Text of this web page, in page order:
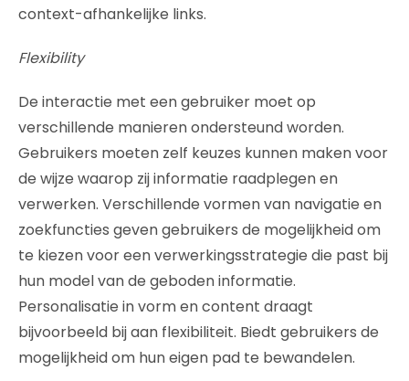
context-afhankelijke links.
Flexibility
De interactie met een gebruiker moet op
verschillende manieren ondersteund worden.
Gebruikers moeten zelf keuzes kunnen maken voor
de wijze waarop zij informatie raadplegen en
verwerken. Verschillende vormen van navigatie en
zoekfuncties geven gebruikers de mogelijkheid om
te kiezen voor een verwerkingsstrategie die past bij
hun model van de geboden informatie.
Personalisatie in vorm en content draagt
bijvoorbeeld bij aan flexibiliteit. Biedt gebruikers de
mogelijkheid om hun eigen pad te bewandelen.